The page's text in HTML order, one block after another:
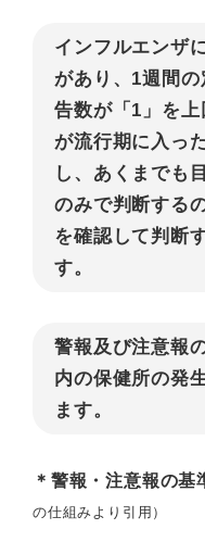
インフルエンザ
があり、1週間
告数が「1」を
が流行期に入っ
し、あくまでも
のみで判断する
を確認して判断
す。
警報及び注意報
内の保健所の発
ます。
＊警報・注意報の基
の仕組みより引用）